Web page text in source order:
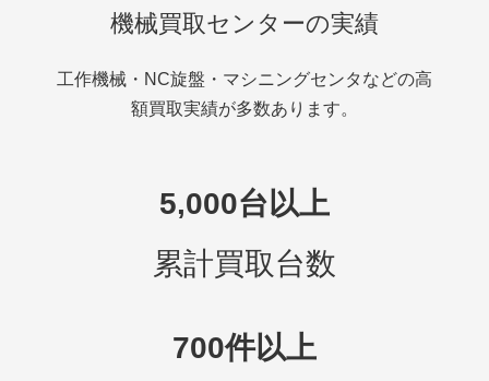
機械買取センターの実績
工作機械・NC旋盤・マシニングセンタなどの高
額買取実績が多数あります。
5,000台以上
累計買取台数
700件以上